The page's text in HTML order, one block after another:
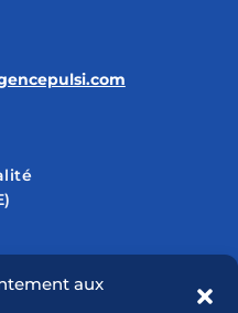
aux